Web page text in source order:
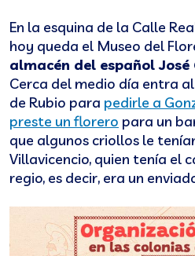
En la esquina de la Calle
hoy queda el Museo del
almacén del español
Cerca del medio día entra
de Rubio para pedirle a
preste un florero para un
que algunos criollos le
Villavicencio, quien tenía el
regio, es decir, era un